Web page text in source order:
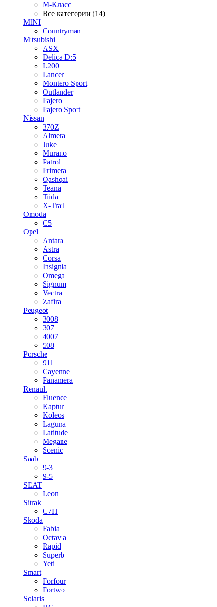
M-Класс
Все категории (14)
MINI
Countryman
Mitsubishi
ASX
Delica D:5
L200
Lancer
Montero Sport
Outlander
Pajero
Pajero Sport
Nissan
370Z
Almera
Juke
Murano
Patrol
Primera
Qashqai
Teana
Tiida
X-Trail
Omoda
C5
Opel
Antara
Astra
Corsa
Insignia
Omega
Signum
Vectra
Zafira
Peugeot
3008
307
4007
508
Porsche
911
Cayenne
Panamera
Renault
Fluence
Kaptur
Koleos
Laguna
Latitude
Megane
Scenic
Saab
9-3
9-5
SEAT
Leon
Sitrak
C7H
Skoda
Fabia
Octavia
Rapid
Superb
Yeti
Smart
Forfour
Fortwo
Solaris